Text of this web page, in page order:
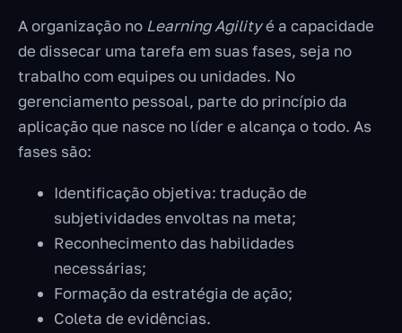
A organização no Learning Agilityé a capacidade
de dissecar uma tarefa em suas fases, seja no
trabalho com equipes ou unidades. No
gerenciamento pessoal, parte do princípio da
aplicação que nasce no líder e alcança o todo. As
fases são:
Identificação objetiva: tradução de
subjetividades envoltas na meta;
Reconhecimento das habilidades
necessárias;
Formação da estratégia de ação;
Coleta de evidências.